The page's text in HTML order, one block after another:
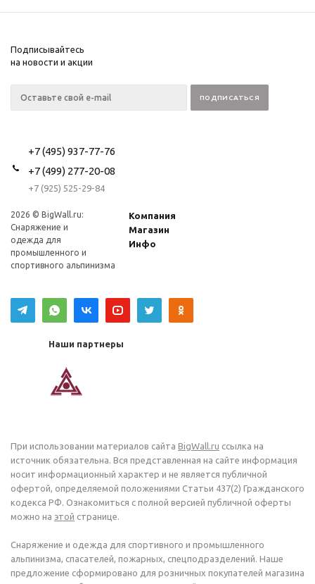
Подписывайтесь
на новости и акции
+7 (495) 937-77-76
+7 (499) 277-20-08
+7 (925) 525-29-84
2026 © BigWall.ru:
Снаряжение и
одежда для
промышленного и
спортивного альпинизма
Компания
Магазин
Инфо
Наши партнеры
При использовании материалов сайта BigWall.ru ссылка на
источник обязательна. Вся представленная на сайте информация
носит информационный характер и не является публичной
офертой, определяемой положениями Статьи 437(2) Гражданского
кодекса РФ. Ознакомиться с полной версией публичной оферты
можно на этой странице.
Снаряжение и одежда для спортивного и промышленного
альпинизма, спасателей, пожарных, спецподразделений. Наше
предложение сформировано для розничных покупателей магазина